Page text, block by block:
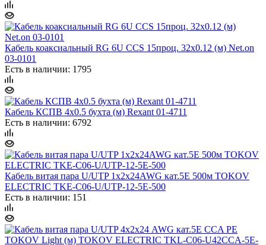
Кабель коаксиальный RG 6U CCS 15проц. 32х0.12 (м) Net.on
03-0101
Есть в наличии: 1795
Кабель КСПВ 4х0.5 бухта (м) Rexant 01-4711
Есть в наличии: 6792
Кабель витая пара U/UTP 1х2х24AWG кат.5E 500м TOKOV
ELECTRIC TKE-C06-U/UTP-12-5E-500
Есть в наличии: 151